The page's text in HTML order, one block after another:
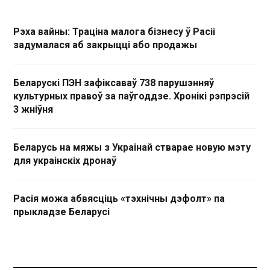
Рэха вайны: Траціна малога бізнесу ў Расіі
задумалася аб закрыцці або продажы
Беларускі ПЭН зафіксаваў 738 парушэнняў
культурных правоў за паўгоддзе. Хронікі рэпрэсій
3 жніўня
Беларусь на мяжы з Украінай стварае новую мэту
для украінскіх дронаў
Расія можа абвясціць «тэхнічны дэфолт» па
прыкладзе Беларусі